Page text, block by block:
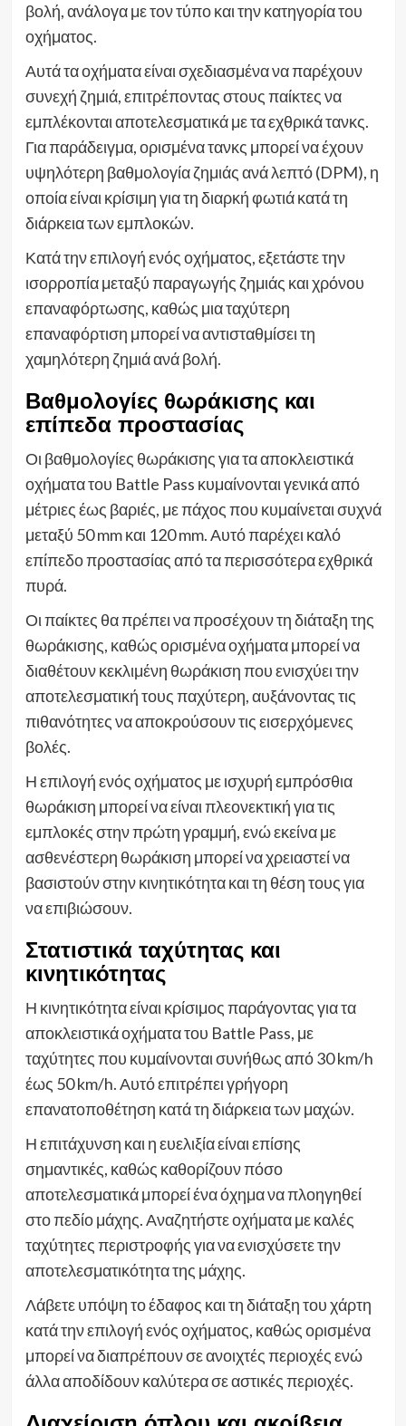
βολή, ανάλογα με τον τύπο και την κατηγορία του
οχήματος.
Αυτά τα οχήματα είναι σχεδιασμένα να παρέχουν
συνεχή ζημιά, επιτρέποντας στους παίκτες να
εμπλέκονται αποτελεσματικά με τα εχθρικά τανκς.
Για παράδειγμα, ορισμένα τανκς μπορεί να έχουν
υψηλότερη βαθμολογία ζημιάς ανά λεπτό (DPM), η
οποία είναι κρίσιμη για τη διαρκή φωτιά κατά τη
διάρκεια των εμπλοκών.
Κατά την επιλογή ενός οχήματος, εξετάστε την
ισορροπία μεταξύ παραγωγής ζημιάς και χρόνου
επαναφόρτωσης, καθώς μια ταχύτερη
επαναφόρτιση μπορεί να αντισταθμίσει τη
χαμηλότερη ζημιά ανά βολή.
Βαθμολογίες θωράκισης και
επίπεδα προστασίας
Οι βαθμολογίες θωράκισης για τα αποκλειστικά
οχήματα του Battle Pass κυμαίνονται γενικά από
μέτριες έως βαριές, με πάχος που κυμαίνεται συχνά
μεταξύ 50 mm και 120 mm. Αυτό παρέχει καλό
επίπεδο προστασίας από τα περισσότερα εχθρικά
πυρά.
Οι παίκτες θα πρέπει να προσέχουν τη διάταξη της
θωράκισης, καθώς ορισμένα οχήματα μπορεί να
διαθέτουν κεκλιμένη θωράκιση που ενισχύει την
αποτελεσματική τους παχύτερη, αυξάνοντας τις
πιθανότητες να αποκρούσουν τις εισερχόμενες
βολές.
Η επιλογή ενός οχήματος με ισχυρή εμπρόσθια
θωράκιση μπορεί να είναι πλεονεκτική για τις
εμπλοκές στην πρώτη γραμμή, ενώ εκείνα με
ασθενέστερη θωράκιση μπορεί να χρειαστεί να
βασιστούν στην κινητικότητα και τη θέση τους για
να επιβιώσουν.
Στατιστικά ταχύτητας και
κινητικότητας
Η κινητικότητα είναι κρίσιμος παράγοντας για τα
αποκλειστικά οχήματα του Battle Pass, με
ταχύτητες που κυμαίνονται συνήθως από 30 km/h
έως 50 km/h. Αυτό επιτρέπει γρήγορη
επανατοποθέτηση κατά τη διάρκεια των μαχών.
Η επιτάχυνση και η ευελιξία είναι επίσης
σημαντικές, καθώς καθορίζουν πόσο
αποτελεσματικά μπορεί ένα όχημα να πλοηγηθεί
στο πεδίο μάχης. Αναζητήστε οχήματα με καλές
ταχύτητες περιστροφής για να ενισχύσετε την
αποτελεσματικότητα της μάχης.
Λάβετε υπόψη το έδαφος και τη διάταξη του χάρτη
κατά την επιλογή ενός οχήματος, καθώς ορισμένα
μπορεί να διαπρέπουν σε ανοιχτές περιοχές ενώ
άλλα αποδίδουν καλύτερα σε αστικές περιοχές.